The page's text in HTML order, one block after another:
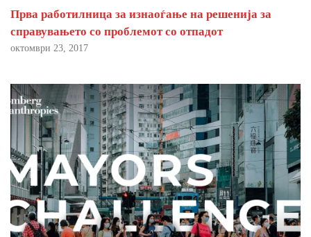
Прва работилница за изнаоѓање на решенија за
справувањето со проблемот со отпадот
октомври 23, 2017